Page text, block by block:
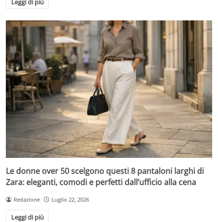
Le donne over 50 scelgono questi 8 pantaloni larghi di
Zara: eleganti, comodi e perfetti dall’ufficio alla cena
Redazione Luglio 22, 2026
Leggi di più